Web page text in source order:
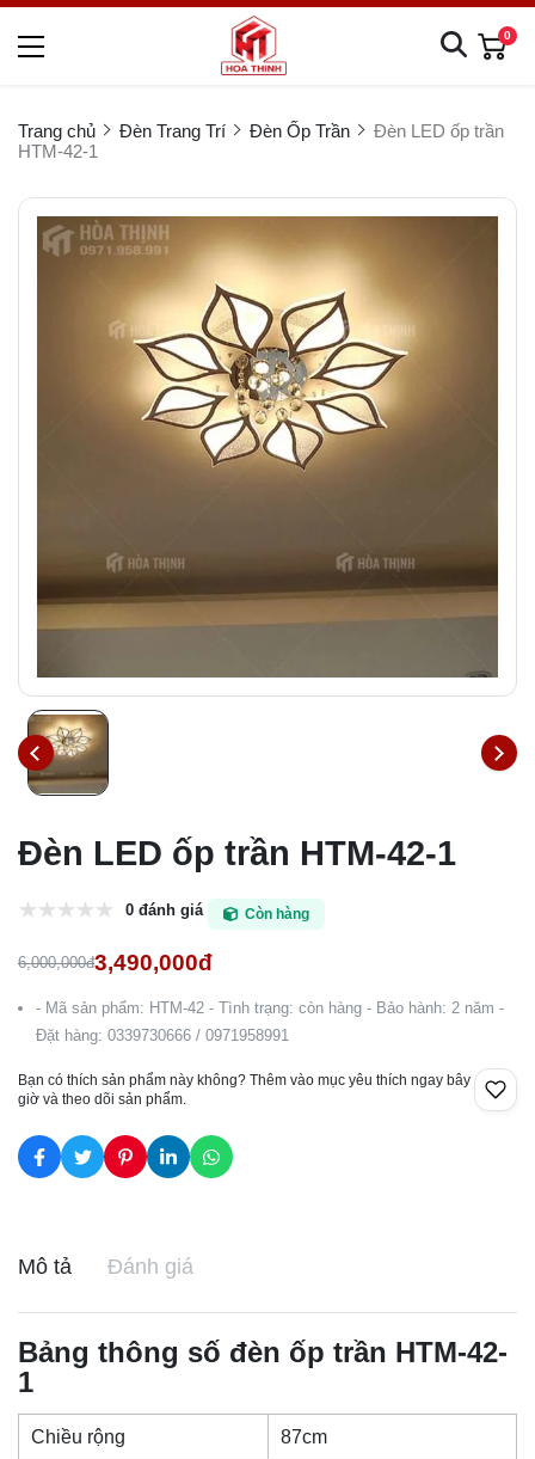
0
Trang chủ Đèn Trang Trí Đèn Ốp Trần
Đèn LED ốp trần
HTM-42-1
Đèn LED ốp trần HTM-42-1
0 đánh giá Còn hàng
6,000,000đ3,490,000đ
- Mã sản phẩm: HTM-42 - Tình trạng: còn hàng - Bảo hành: 2 năm -
Đặt hàng: 0339730666 / 0971958991
Bạn có thích sản phẩm này không? Thêm vào mục yêu thích ngay bây
giờ và theo dõi sản phẩm.
Mô tả Đánh giá
Bảng thông số đèn ốp trần HTM-42-
1
Chiều rộng 87cm